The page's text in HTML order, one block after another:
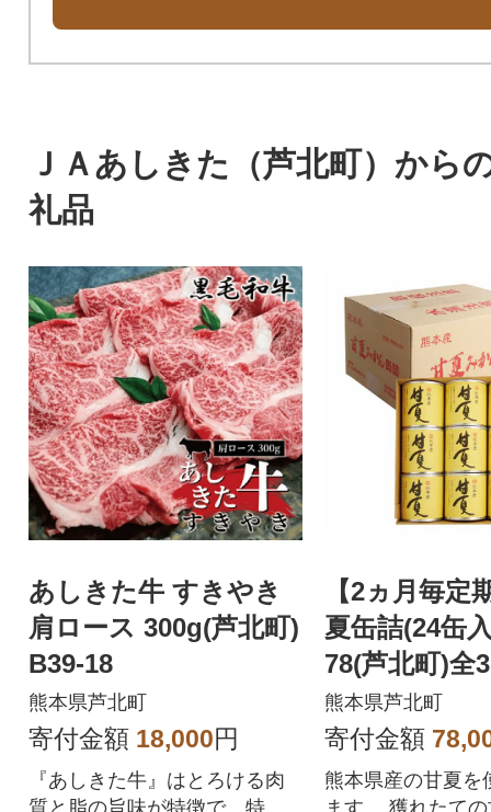
ＪＡあしきた（芦北町）から
礼品
あしきた牛 すきやき
肩ロース 300g(芦北町)
B39-18
熊本県芦北町
寄付金額 18,000円
『あしきた牛』はとろける肉
【2ヵ月毎定
夏缶詰(24缶
78(芦北町)全
熊本県芦北町
寄付金額
熊本県産の甘夏を